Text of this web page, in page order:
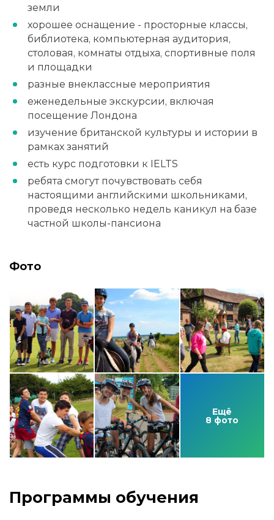
земли
хорошее оснащение - просторные классы,
библиотека, компьютерная аудитория,
столовая, комнаты отдыха, спортивные поля
и площадки
разные внеклассные мероприятия
еженедельные экскурсии, включая
посещение Лондона
изучение британской культуры и истории в
рамках занятий
есть курс подготовки к IELTS
ребята смогут почувствовать себя
настоящими английскими школьниками,
проведя несколько недель каникул на базе
частной школы-пансиона
Фото
Ещё
8 фото
Программы обучения